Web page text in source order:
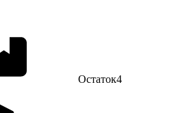
Остаток4